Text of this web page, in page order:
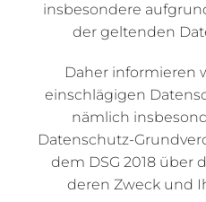
insbesondere
der geltenden
Daher informieren
einschlägigen
nämlich
Datenschutz-
dem DSG 2018 über
deren Zweck und